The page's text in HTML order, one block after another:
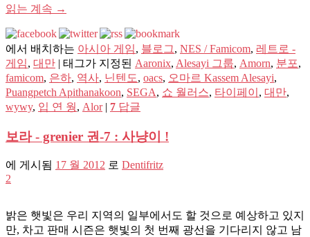
읽는 계속 →
에서 배치하는 아시아 게임, 블로그, NES / Famicom, 레트로 -
게임, 대만 | 태그가 지정된 Aaronix, Alesayi 그룹, Amorn, 분포,
famicom, 은하, 역사, 닌텐도, oacs, 오마르 Kassem Alesayi,
Puangpetch Apithanakoon, SEGA, 쇼 월러스, 타이페이 , 대만,
wywy, 입 연 웡, Alor | 7 답글
보라 - grenier 권-7 : 사냥이 !
에 게시됨 17 월 2012 로 Dentifritz
2
밝은 햇빛은 우리 지역의 일부에서도 할 것으로 예상하고 있지
만, 차고 판매 시즌은 햇빛의 첫 번째 광선을 기다리지 않고 남